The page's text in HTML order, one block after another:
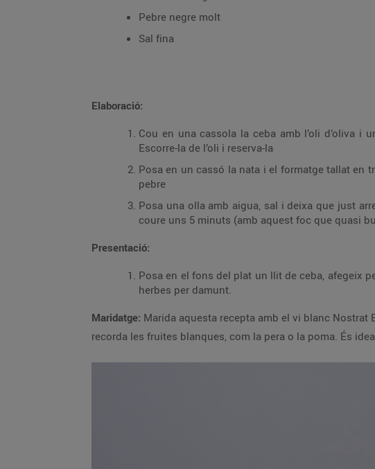
Pebre negre molt
Sal fina
Elaboració:
Cou en una cassola la ceba amb l’oli d’oliva
Escorre-la de l’oli i reserva-la
Posa en un cassó la nata i el formatge tallat en
pebre
Posa una olla amb aigua, sal i deixa que just
coure uns 5 minuts (amb aquest foc que quasi
Presentació:
Posa en el fons del plat un llit de ceba, afegeix
herbes per damunt.
Maridatge: Marida aquesta recepta amb el vi blanc Nostrat
recorda les fruites blanques, com la pera o la poma. És